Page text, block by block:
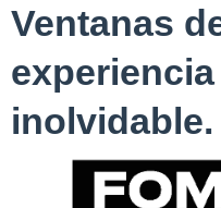
Ventanas
inolvidable.